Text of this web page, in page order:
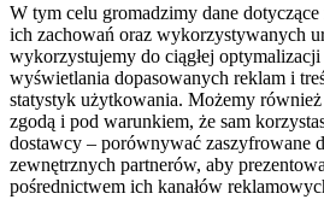
W tym celu gromadzimy dane
ich zachowań oraz wykorzystywanych
wykorzystujemy do ciągłej
wyświetlania dopasowanych reklam i
statystyk użytkowania. Możemy
zgodą i pod warunkiem, że sam
dostawcy – porównywać zaszyfrowane
zewnętrznych partnerów, aby
pośrednictwem ich kanałów